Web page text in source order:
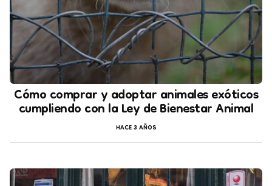
Cómo comprar y adoptar animales exóticos
cumpliendo con la Ley de Bienestar Animal
HACE 3 AÑOS